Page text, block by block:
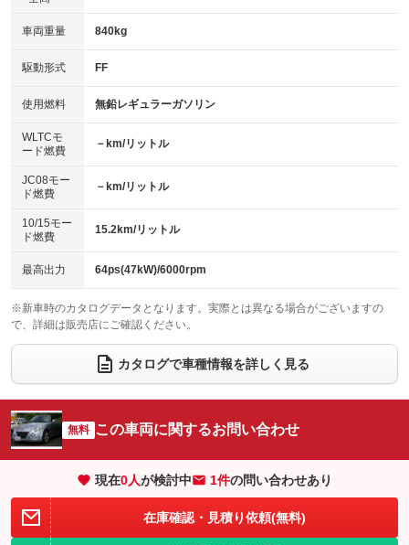
パワーウィンドウ
アイドリングストップ
：装備なし
USB入力端子
：装備なし
100V電源
：装備なし
センターデフロック
：装備なし
電動格納ミラー
：装備なし
革シート
キーレス
HID(キセノンライト)
：装備なし
バックカメラ
：装備なし
エアロ
：装備なし
：装備なし
パワーシート
ベンチシート
：装備なし
チップアップシート
：装備なし
：装備なし ：装備なし
ウォークスルー
：装備なし
電動リアゲート フロントカメラ
：装備なし
：装備なし ：装備なし
サイドカメラ
：装備なし ルーフレール
：装備なし
：装備なし
：装備なし
装備略号／用語解説
車両重量 840kg
駆動形式 FF
使用燃料 無鉛レギュラーガソリン
WLTCモ
ード燃費
－km/リットル
JC08モー
ド燃費
－km/リットル
10/15モー
ド燃費
15.2km/リットル
最高出力 64ps(47kW)/6000rpm
※新車時のカタログデータとなります。実際とは異なる場合がございますの
で、詳細は販売店にご確認ください。
カタログで車種情報を詳しく見る
無料 この車両に関するお問い合わせ
現在0人が検討中 1件の問い合わせあり
在庫確認・見積り依頼(無料)